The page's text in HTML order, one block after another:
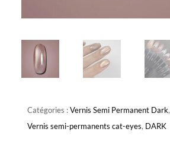
Catégories :Vernis Semi Permanent Dark,
Vernis semi-permanents cat-eyes, DARK